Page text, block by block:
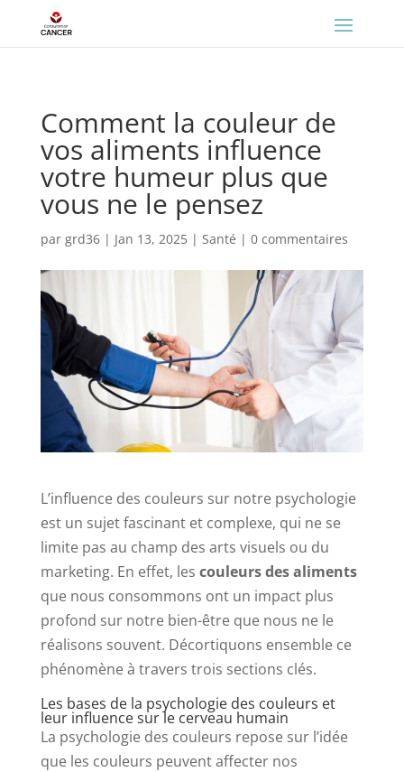
Comment la couleur de
vos aliments influence
votre humeur plus que
vous ne le pensez
par grd36| Jan 13, 2025| Santé | 0 commentaires
L’influence des couleurs sur notre psychologie
est un sujet fascinant et complexe, qui ne se
limite pas au champ des arts visuels ou du
marketing. En effet, les couleurs des aliments
que nous consommons ont un impact plus
profond sur notre bien-être que nous ne le
réalisons souvent. Décortiquons ensemble ce
phénomène à travers trois sections clés.
Les bases de la psychologie des couleurs et
leur influence sur le cerveau humain
La psychologie des couleurs repose sur l’idée
que les couleurs peuvent affecter nos